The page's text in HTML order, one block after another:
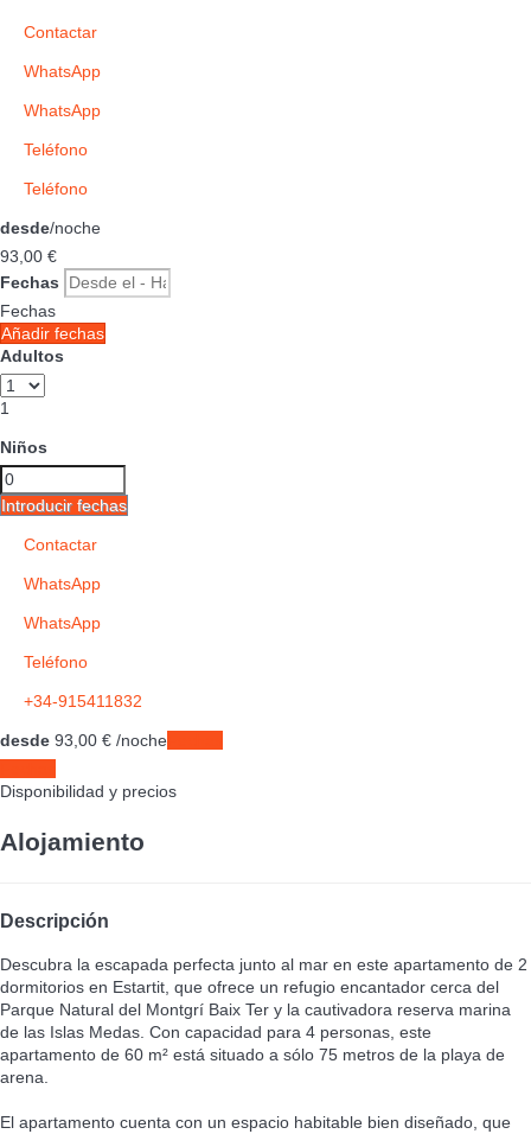
Contactar
WhatsApp
WhatsApp
Teléfono
Teléfono
desde/noche
93,00 €
Fechas
Fechas
Añadir fechas
Adultos
1
Niños
Introducir fechas
Contactar
WhatsApp
WhatsApp
Teléfono
+34-915411832
desde 93,00 € /noche
Disponibilidad y precios
Alojamiento
Descripción
Descubra la escapada perfecta junto al mar en este apartamento de 2
dormitorios en Estartit, que ofrece un refugio encantador cerca del
Parque Natural del Montgrí Baix Ter y la cautivadora reserva marina
de las Islas Medas. Con capacidad para 4 personas, este
apartamento de 60 m² está situado a sólo 75 metros de la playa de
arena.
El apartamento cuenta con un espacio habitable bien diseñado, que